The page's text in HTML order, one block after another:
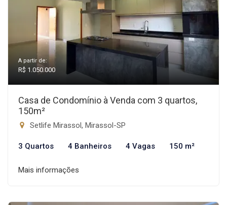
A partir de:
R$ 1.050.000
Casa de Condomínio à Venda com 3 quartos,
150m²
Setlife Mirassol, Mirassol-SP
3 Quartos 4 Banheiros 4 Vagas 150 m²
Mais informações